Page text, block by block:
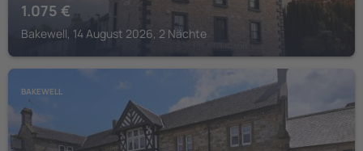
1.075 €
Bakewell, 14 August 2026, 2 Nächte
BAKEWELL